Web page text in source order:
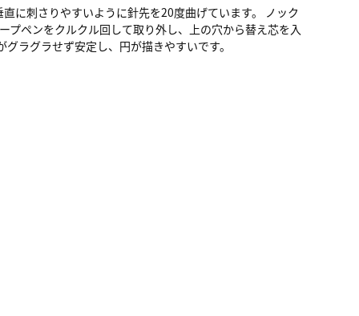
に刺さりやすいように針先を20度曲げています。 ノック
ペンをクルクル回して取り外し、上の穴から替え芯を入
ラグラせず安定し、円が描きやすいです。